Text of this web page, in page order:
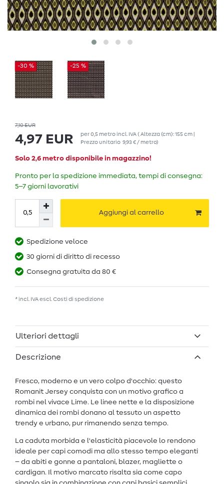
-30 % -25 %
7,10 EUR
4,97 EUR per0,5 metroincl. IVA( Altezza (cm): 155 cm |
Prezzo unitario 9,93 € / metro)
Solo 2,6 metro disponibile in magazzino!
Pronto per la spedizione immediata, tempi di consegna:
5–7 giorni lavorativi
Aggiungi al carrello
Spedizione veloce
30 giorni di diritto di recesso
Consegna gratuita da 80 €
* incl. IVA escl. Costi di spedizione
Ulteriori dettagli
Descrizione
Fresco, moderno e un vero colpo d'occhio: questo
Romanit Jersey conquista con un motivo grafico a
rombi nel vivace Lime. Le linee nette e la disposizione
dinamica dei rombi donano al tessuto un aspetto
trendy e urbano, pur rimanendo senza tempo.
La caduta morbida e l'elasticità piacevole lo rendono
ideale per capi comodi ma allo stesso tempo eleganti
– da abiti e gonne a pantaloni, blazer, magliette o
cardigan. Il motivo marcato risalta sia come capo